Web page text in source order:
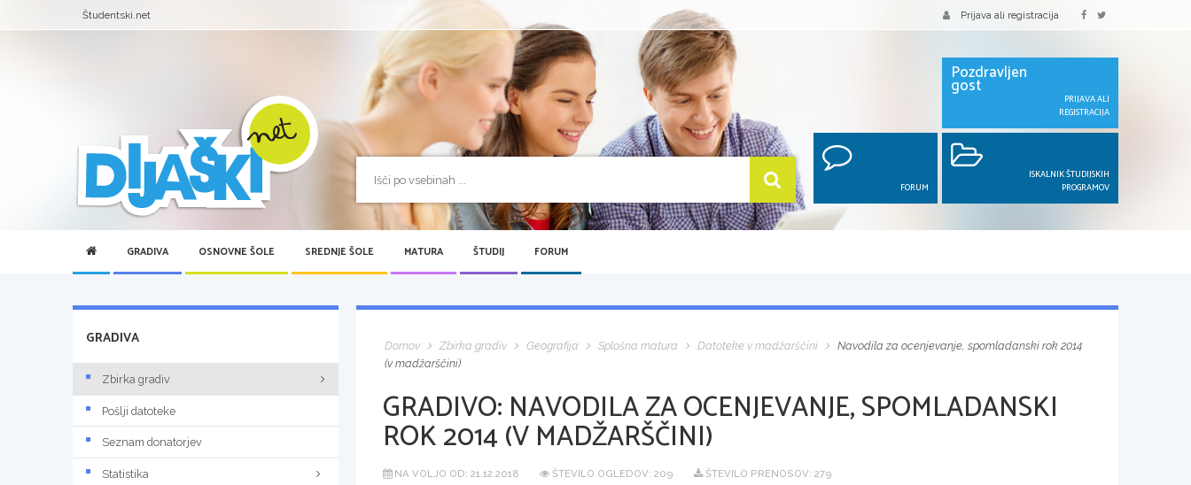
Študentski.net Prijava ali registracija
Pozdravljen
gost
PRIJAVA ALI
REGISTRACIJA
FORUM
ISKALNIK ŠTUDIJSKIH
PROGRAMOV
GRADIVA OSNOVNE ŠOLE SREDNJE ŠOLE MATURA ŠTUDIJ FORUM
Domov Zbirka gradiv Geografija Splošna matura Datoteke v madžarščini
Navodila za ocenjevanje, spomladanski rok 2014
(v madžarščini)
GRADIVO: NAVODILA ZA OCENJEVANJE, SPOMLADANSKI
ROK 2014 (V MADŽARŠČINI)
NA VOLJO OD: 21.12.2018 ŠTEVILO OGLEDOV: 209 ŠTEVILO PRENOSOV: 279
GRADIVA
Zbirka gradiv
Pošlji datoteke
Seznam donatorjev
Statistika